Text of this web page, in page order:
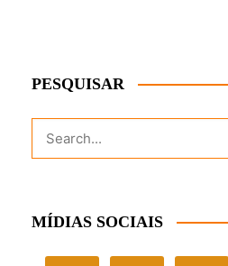
PESQUISAR
MÍDIAS SOCIAIS